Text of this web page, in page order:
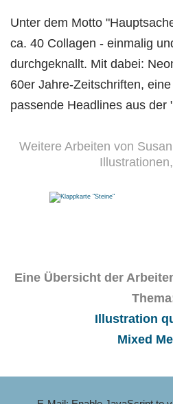
Unter dem Motto
ca. 40 Collagen - einmalig
durchgeknallt. Mit dabei:
60er Jahre-Zeitschriften,
passende Headlines aus der
Weitere Arbeiten von
Eine Übersicht der
Illustration
Mixed